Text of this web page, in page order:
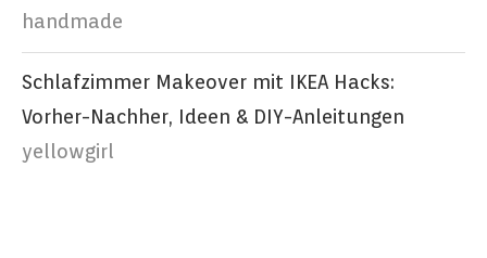
handmade
Schlafzimmer Makeover mit IKEA Hacks:
Vorher-Nachher, Ideen & DIY-Anleitungen
yellowgirl